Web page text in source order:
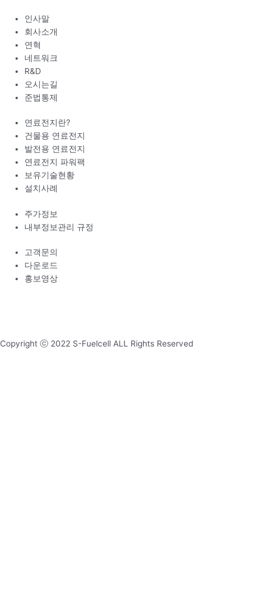
인사말
회사소개
연혁
네트워크
R&D
오시는길
준법통제
연료전지란?
건물용 연료전지
발전용 연료전지
연료전지 파워팩
보유기술현황
설치사례
주가정보
내부정보관리 규정
고객문의
다운로드
홍보영상
Copyright ⓒ 2022 S-Fuelcell ALL Rights Reserved